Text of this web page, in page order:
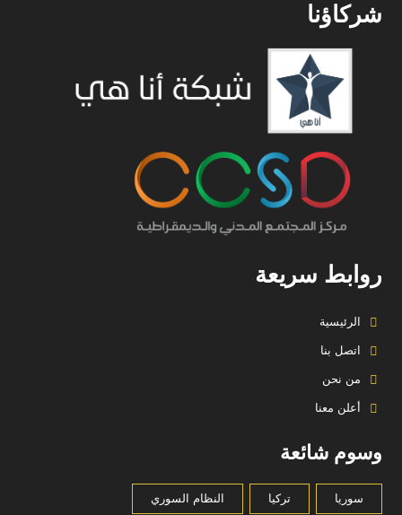
شركاؤنا
روابط سريعة
الرئيسية
اتصل بنا
من نحن
أعلن معنا
وسوم شائعة
سوريا تركيا النظام السوري